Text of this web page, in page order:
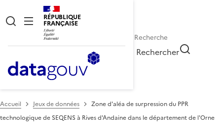
RÉPUBLIQUE
FRANÇAISE
Rechercher
Accueil Jeux de données
Zone d'aléa de surpression du PPR
technologique de SEQENS à Rives d'Andaine dans le département de l'Orne